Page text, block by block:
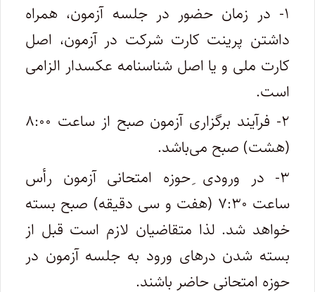
۱- در زمان حضور در جلسه آزمون، همراه
داشتن پرینت کارت شرکت در آزمون‌، اصل
کارت ملی و یا اصل شناسنامه عکسدار الزامی
است.
۲- فرآیند برگزاری آزمون صبح از ساعت‌ ۸:۰۰
(هشت) صبح می‌باشد.
۳- در ورودی ِحوزه امتحانی آزمون رأس‌
ساعت‌ ۷:۳۰ (هفت و سی دقیقه) صبح بسته
خواهد شد. لذا متقاضیان لازم است قبل از
بسته شدن درهای ورود به جلسه آزمون در
حوزه امتحانی حاضر باشند.